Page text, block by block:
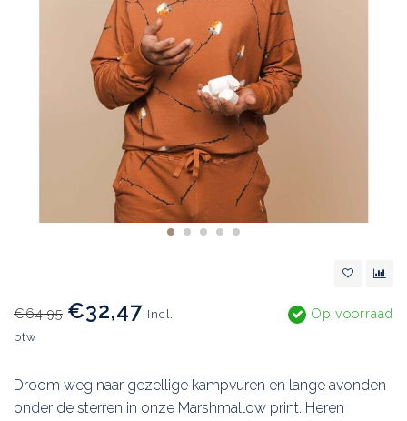
€64,95 €32,47 Incl.
btw
Op voorraad
Droom weg naar gezellige kampvuren en lange avonden
onder de sterren in onze Marshmallow print. Heren